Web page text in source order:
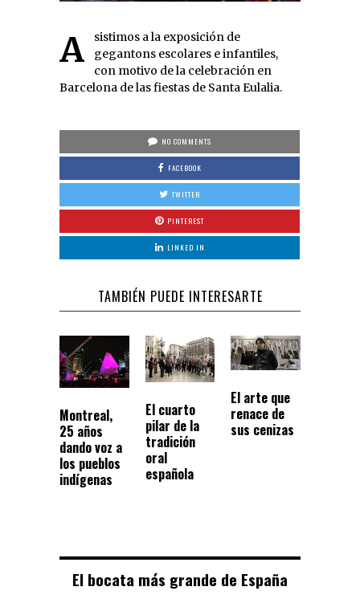
Asistimos a la exposición de
gegantons escolares e infantiles,
con motivo de la celebración en
Barcelona de las fiestas de Santa Eulalia.
NO COMMENTS
FACEBOOK
TWITTER
PINTEREST
LINKED IN
TAMBIÉN PUEDE INTERESARTE
Montreal,
25 años
dando voz a
los pueblos
indígenas
El cuarto
pilar de la
tradición
oral
española
El arte que
renace de
sus cenizas
El bocata más grande de España